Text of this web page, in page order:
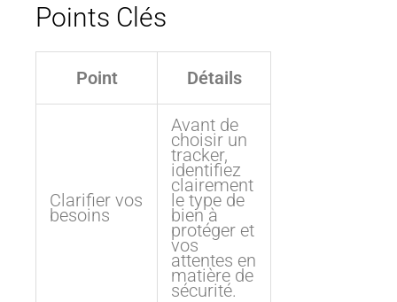
Points Clés
Point Détails
Clarifier vos
besoins
Avant de
choisir un
tracker,
identifiez
clairement
le type de
bien à
protéger et
vos
attentes en
matière de
sécurité.